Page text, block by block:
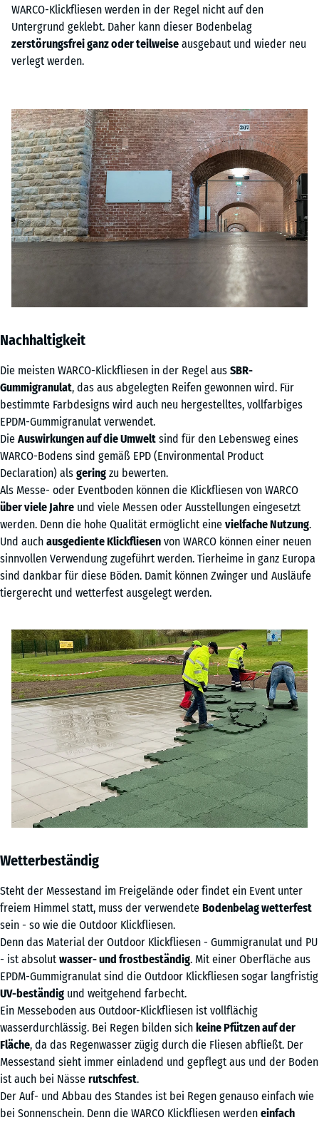
WARCO-Klickfliesen werden in der Regel nicht auf den
Untergrund geklebt. Daher kann dieser Bodenbelag
zerstörungsfrei ganz oder teilweise ausgebaut und wieder neu
verlegt werden.
Nachhaltigkeit
Die meisten WARCO-Klickfliesen in der Regel aus SBR-
Gummigranulat, das aus abgelegten Reifen gewonnen wird. Für
bestimmte Farbdesigns wird auch neu hergestelltes, vollfarbiges
EPDM-Gummigranulat verwendet.
Die Auswirkungen auf die Umwelt sind für den Lebensweg eines
WARCO-Bodens sind gemäß EPD (Environmental Product
Declaration) als gering zu bewerten.
Als Messe- oder Eventboden können die Klickfliesen von WARCO
über viele Jahre und viele Messen oder Ausstellungen eingesetzt
werden. Denn die hohe Qualität ermöglicht eine vielfache Nutzung.
Und auch ausgediente Klickfliesen von WARCO können einer neuen
sinnvollen Verwendung zugeführt werden. Tierheime in ganz Europa
sind dankbar für diese Böden. Damit können Zwinger und Ausläufe
tiergerecht und wetterfest ausgelegt werden.
Wetterbeständig
Steht der Messestand im Freigelände oder findet ein Event unter
freiem Himmel statt, muss der verwendete Bodenbelag wetterfest
sein - so wie die Outdoor Klickfliesen.
Denn das Material der Outdoor Klickfliesen - Gummigranulat und PU
- ist absolut wasser- und frostbeständig. Mit einer Oberfläche aus
EPDM-Gummigranulat sind die Outdoor Klickfliesen sogar langfristig
UV-beständig und weitgehend farbecht.
Ein Messeboden aus Outdoor-Klickfliesen ist vollflächig
wasserdurchlässig. Bei Regen bilden sich keine Pfützen auf der
Fläche, da das Regenwasser zügig durch die Fliesen abfließt. Der
Messestand sieht immer einladend und gepflegt aus und der Boden
ist auch bei Nässe rutschfest.
Der Auf- und Abbau des Standes ist bei Regen genauso einfach wie
bei Sonnenschein. Denn die WARCO Klickfliesen werden einfach